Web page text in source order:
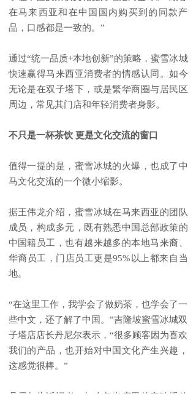
在马来西亚和在中国国内购买到的同款产
品，口感都是一致的。”
通过“统一品质+本地创新”的策略，蜜雪冰城
快速赢得马来西亚消费者的情感认同。如今
无论是在双子塔下，或是繁华商圈与居民区
周边，常见其门店和年轻消费者身影。
不只是一杯茶饮 更是文化交流的窗口
值得一提的是，蜜雪冰城的火爆，也成了中
马文化交流的一个微小缩影。
据王伟龙介绍，蜜雪冰城在马来西亚的团队
成员，构成多元，既有熟悉中国总部政策的
中国籍员工，也有越来越多的本地马来裔、
华裔员工，门店员工更是95%以上都来自当
地。
“在这里工作，我学会了做奶茶，也学会了一
些中文，还了解了中国。”吉隆坡蜜雪冰城双
子塔店店长丹尼尔表示，“很多顾客因为喜欢
我们的产品，也开始对中国文化产生兴趣，
这感觉很棒。”
丹尼尔告诉记者，如今每当店里的音响播放